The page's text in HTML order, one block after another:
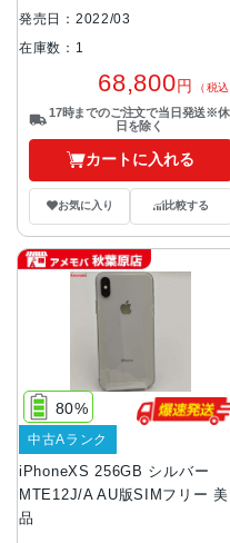
発売日：2022/03
在庫数：1
68,800円 （税込
17時までのご注文で当日発送※休
日を除く
カートに入れる
お気に入り 比較する
iPhoneXS 256GB シルバー
MTE12J/A AU版SIMフリー 美
品
80%
中古Aランク